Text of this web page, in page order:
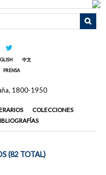
中文
PRENSA
COLECCIONES
(82 TOTAL)